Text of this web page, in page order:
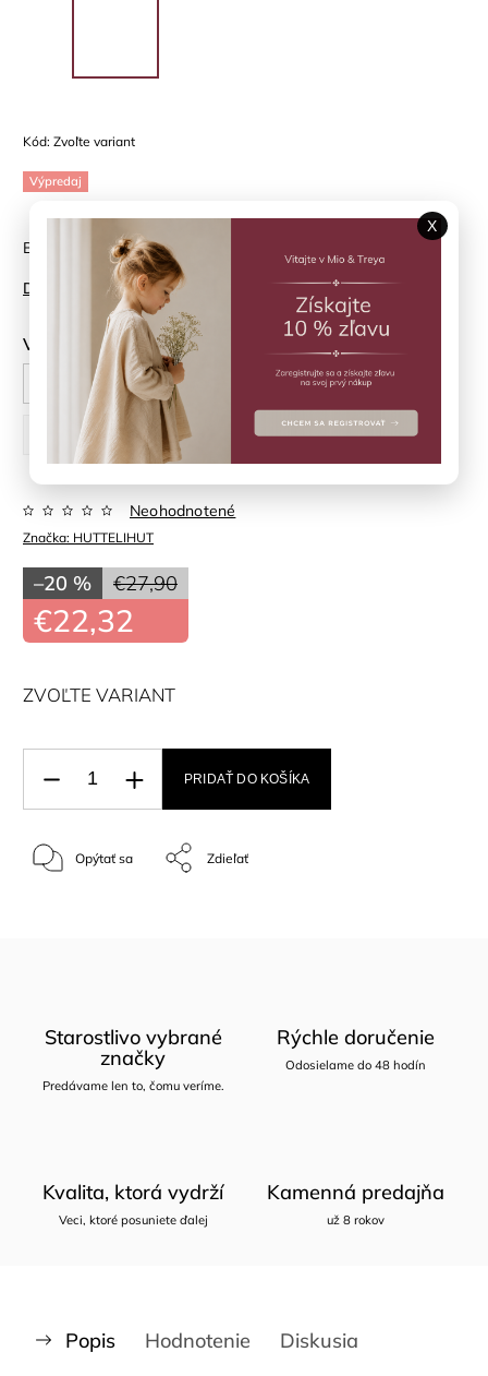
Kód: Zvoľte variant
Výpredaj
Bikini HUTTELIHUT - letná nežnosť v prúžkoch
Detailné informácie
Veľkosť
104 cm
110 cm 116 cm 122 cm
128 cm
Značka: HUTTELIHUT
Neohodnotené
€27,90
–20 %
€22,32
ZVOĽTE VARIANT
PRIDAŤ DO KOŠÍKA
Opýtať sa Zdieľať
Starostlivo vybrané
značky
Predávame len to, čomu veríme.
Rýchle doručenie
Odosielame do 48 hodín
Kvalita, ktorá vydrží
Veci, ktoré posuniete ďalej
Kamenná predajňa
už 8 rokov
Popis Hodnotenie Diskusia
X